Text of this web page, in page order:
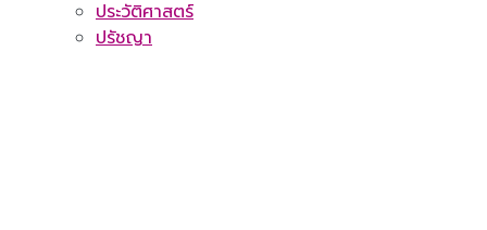
ประวัติศาสตร์
ปรัชญา